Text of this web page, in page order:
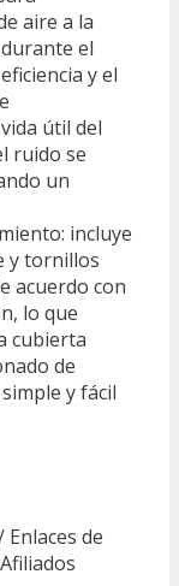
aire a la
el
y el
útil del
ruido se
un
incluye
y tornillos
acuerdo con
lo que
cubierta
de
y fácil
de